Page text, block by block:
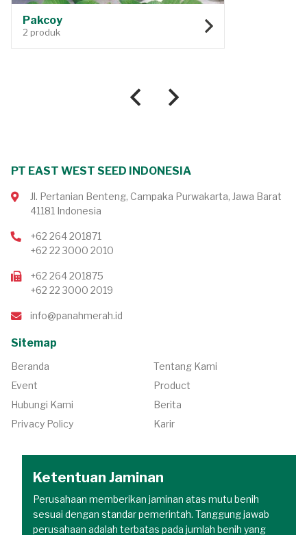
Pakcoy
2 produk
Ketentuan Jaminan
Perusahaan memberikan jaminan atas mutu benih
sesuai dengan standar pemerintah. Tanggung jawab
perusahaan adalah terbatas pada jumlah benih yang
PT EAST WEST SEED INDONESIA
Jl. Pertanian Benteng, Campaka Purwakarta, Jawa Barat
41181 Indonesia
+62 264 201871
+62 22 3000 2010
+62 264 201875
+62 22 3000 2019
info@panahmerah.id
Sitemap
Beranda
Tentang Kami
Event
Product
Hubungi Kami
Berita
Privacy Policy
Karir